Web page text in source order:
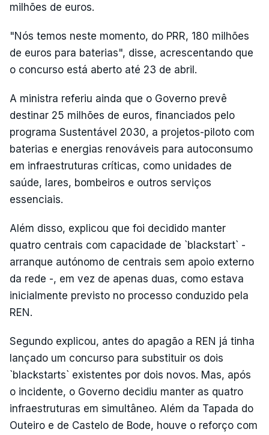
milhões de euros.
"Nós temos neste momento, do PRR, 180 milhões
de euros para baterias", disse, acrescentando que
o concurso está aberto até 23 de abril.
A ministra referiu ainda que o Governo prevê
destinar 25 milhões de euros, financiados pelo
programa Sustentável 2030, a projetos-piloto com
baterias e energias renováveis para autoconsumo
em infraestruturas críticas, como unidades de
saúde, lares, bombeiros e outros serviços
essenciais.
Além disso, explicou que foi decidido manter
quatro centrais com capacidade de `blackstart` -
arranque autónomo de centrais sem apoio externo
da rede -, em vez de apenas duas, como estava
inicialmente previsto no processo conduzido pela
REN.
Segundo explicou, antes do apagão a REN já tinha
lançado um concurso para substituir os dois
`blackstarts` existentes por dois novos. Mas, após
o incidente, o Governo decidiu manter as quatro
infraestruturas em simultâneo. Além da Tapada do
Outeiro e de Castelo de Bode, houve o reforço com